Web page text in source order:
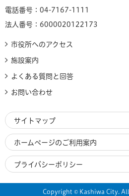
電話番号：04-7167-1111
法人番号：6000020122173
市役所へのアクセス
施設案内
よくある質問と回答
お問い合わせ
サイトマップ
ホームページのご利用案内
プライバシーポリシー
Copyright © Kashiwa City. All